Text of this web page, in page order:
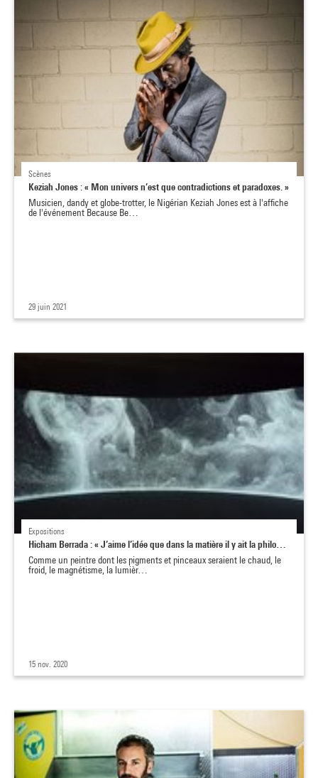
Scènes
Keziah Jones : « Mon univers n’est que contradictions et paradoxes. »
Musicien, dandy et globe-trotter, le Nigérian Keziah Jones est à l'affiche
de l'événement Because Be…
29 juin 2021
Expositions
Hicham Berrada : « J’aime l’idée que dans la matière il y ait la philo…
Comme un peintre dont les pigments et pinceaux seraient le chaud, le
froid, le magnétisme, la lumièr…
15 nov. 2020